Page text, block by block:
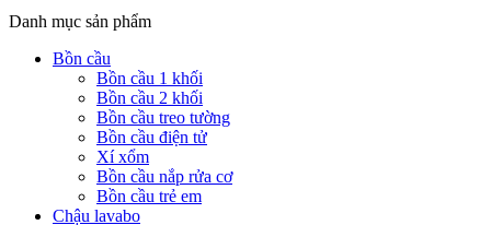
Danh mục sản phẩm
Bồn cầu
Bồn cầu 1 khối
Bồn cầu 2 khối
Bồn cầu treo tường
Bồn cầu điện tử
Xí xổm
Bồn cầu nắp rửa cơ
Bồn cầu trẻ em
Chậu lavabo